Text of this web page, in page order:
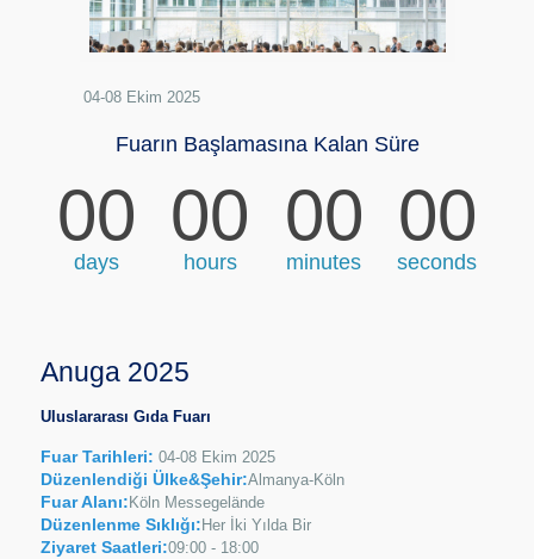
04-08 Ekim 2025
Fuarın Başlamasına Kalan Süre
00
days
00
hours
00
minutes
00
seconds
Anuga 2025
Uluslararası Gıda Fuarı
Fuar Tarihleri: 04-08 Ekim 2025
Düzenlendiği Ülke&Şehir:Almanya-Köln
Fuar Alanı: Köln Messegelände
Düzenlenme Sıklığı: Her İki Yılda Bir
Ziyaret Saatleri:09:00 - 18:00